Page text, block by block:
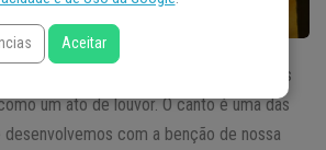
atitude positiva e que eleve as nossas
um ato de louvor. O canto é uma das
com a benção de nossa
Aceitar